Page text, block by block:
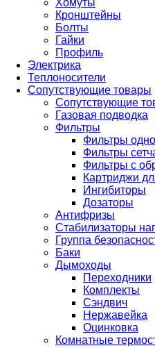
Хомуты
Кронштейны
Болты
Гайки
Профиль
Электрика
Теплоносители
Сопутствующие товары
Сопутствующие
Газовая подводка
Фильтры
Фильтры
Фильтры
Фильтры с
Картриджи
Ингибиторы
Дозаторы
Антифризы
Стабилизаторы
Группа
Баки
Дымоходы
Переходники
Комплекты
Сэндвич
Нержавейка
Оцинковка
Комнатные